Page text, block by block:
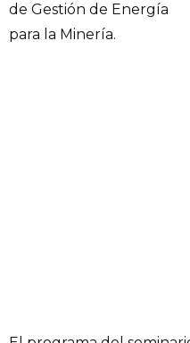
de Gestión de Energía
para la Minería.